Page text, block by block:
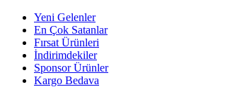
Yeni Gelenler
En Çok Satanlar
Fırsat Ürünleri
İndirimdekiler
Sponsor Ürünler
Kargo Bedava